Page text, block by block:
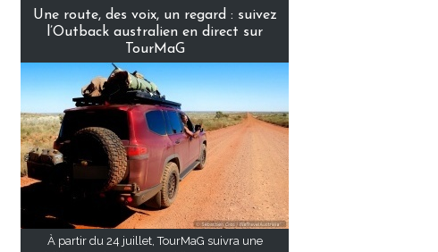
Une route, des voix, un regard : suivez
l’Outback australien en direct sur
TourMaG
À partir du 24 juillet, TourMaG suivra une